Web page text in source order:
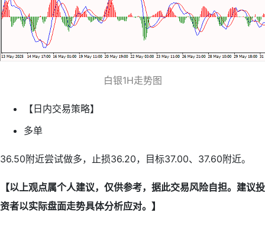
白银1H走势图
【日内交易策略】
多单
36.50附近尝试做多，止损36.20，目标37.00、37.60附近。
【以上观点属个人建议，仅供参考，据此交易风险自担。建议投
资者以实际盘面走势具体分析应对。】